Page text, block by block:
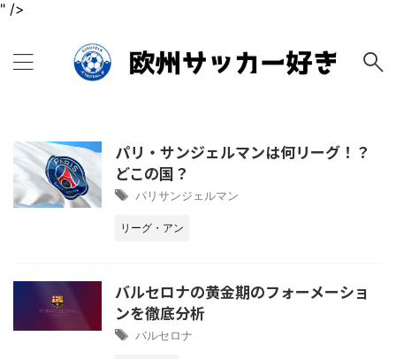
" />
パリ・サンジェルマンは何リーグ！？
どこの国？
パリサンジェルマン
リーグ・アン
バルセロナの黄金期のフォーメーショ
ンを徹底分析
バルセロナ